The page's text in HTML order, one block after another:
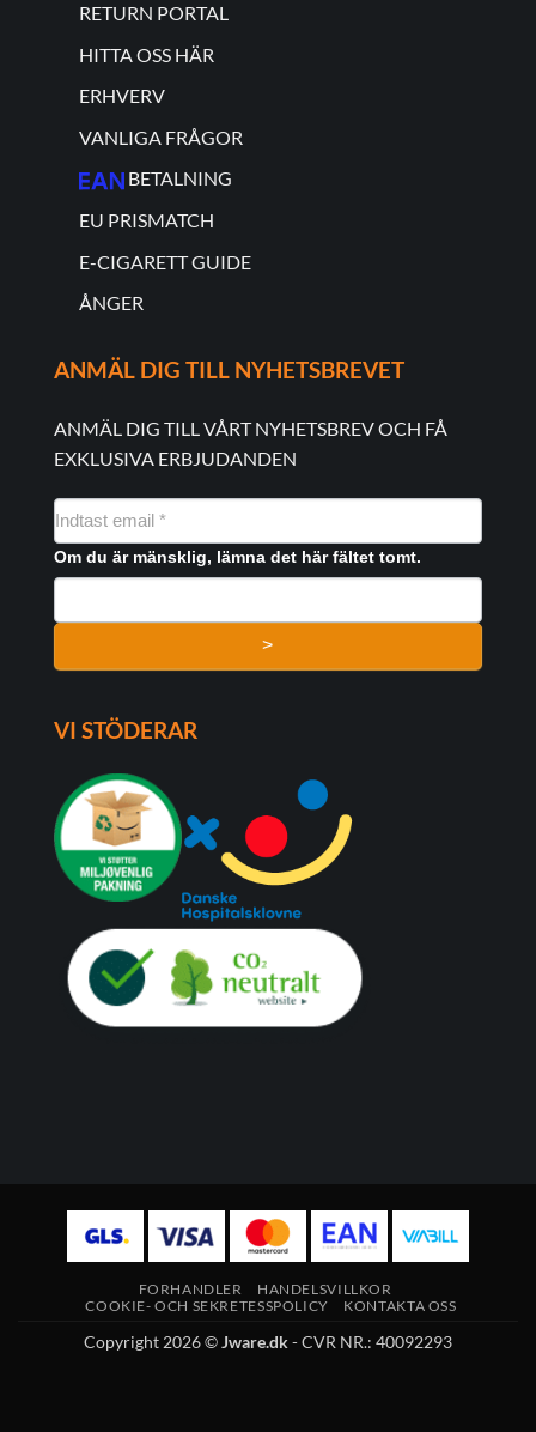
RETURN PORTAL
HITTA OSS HÄR
ERHVERV
VANLIGA FRÅGOR
BETALNING
EU PRISMATCH
E-CIGARETT GUIDE
ÅNGER
ANMÄL DIG TILL NYHETSBREVET
ANMÄL DIG TILL VÅRT NYHETSBREV OCH FÅ
EXKLUSIVA ERBJUDANDEN
NYHEDSMAIL
FORMULAR
Om du är mänsklig, lämna det här fältet tomt.
>
VI STÖDERAR
FORHANDLER
HANDELSVILLKOR
COOKIE- OCH SEKRETESSPOLICY
KONTAKTA OSS
Copyright 2026 ©Jware.dk- CVR NR.: 40092293